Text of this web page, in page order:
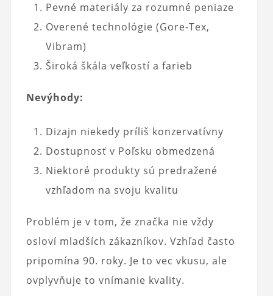
Pevné materiály za rozumné peniaze
Overené technológie (Gore-Tex,
Vibram)
Široká škála veľkostí a farieb
Nevýhody:
Dizajn niekedy príliš konzervatívny
Dostupnosť v Poľsku obmedzená
Niektoré produkty sú predražené
vzhľadom na svoju kvalitu
Problém je v tom, že značka nie vždy
osloví mladších zákazníkov. Vzhľad často
pripomína 90. roky. Je to vec vkusu, ale
ovplyvňuje to vnímanie kvality.